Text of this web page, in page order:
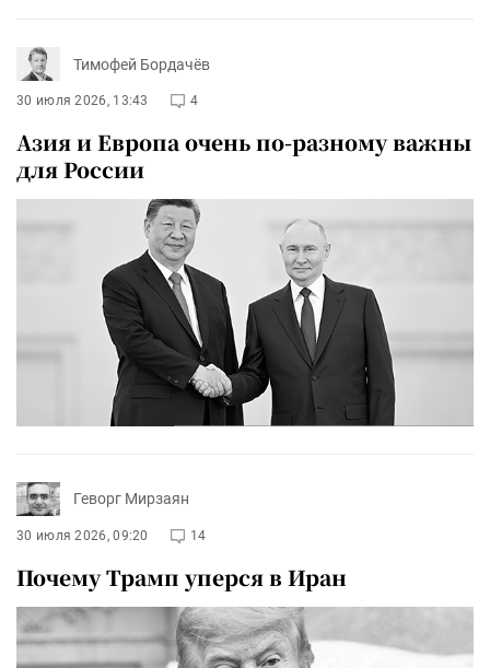
Тимофей Бордачёв
30 июля 2026, 13:43 4
Азия и Европа очень по-разному важны
для России
Геворг Мирзаян
30 июля 2026, 09:20 14
Почему Трамп уперся в Иран